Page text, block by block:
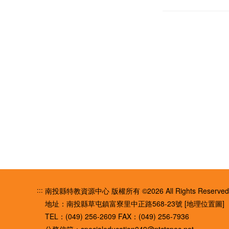
::: 南投縣特教資源中心 版權所有 ©2026 All Rights
地址：南投縣草屯鎮富寮里中正路568-23號 [地理位置圖]
TEL：(049) 256-2609 FAX：(049) 256-7936